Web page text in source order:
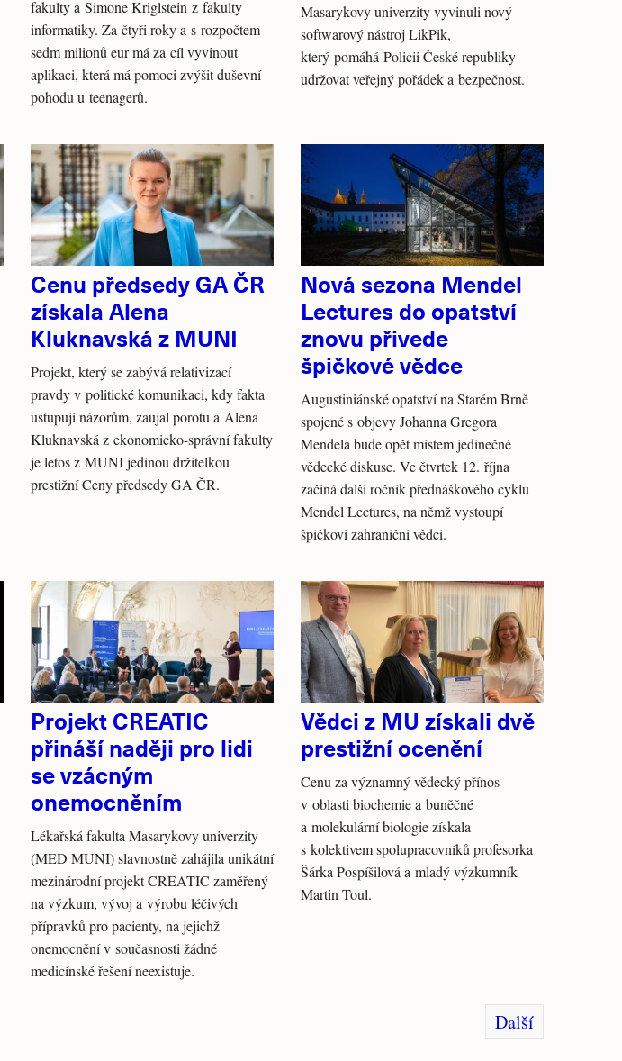
fakulty a Simone Kriglstein z fakulty
informatiky. Za čtyři roky a s rozpočtem
sedm milionů eur má za cíl vyvinout
aplikaci, která má pomoci zvýšit duševní
pohodu u teenagerů.
Masarykovy univerzity vyvinuli nový
softwarový nástroj LikPik,
který pomáhá Policii České republiky
udržovat veřejný pořádek a bezpečnost.
Cenu předsedy GA ČR
získala Alena
Kluknavská z MUNI
Projekt, který se zabývá relativizací
pravdy v politické komunikaci, kdy fakta
ustupují názorům, zaujal porotu a Alena
Kluknavská z ekonomicko-správní fakulty
je letos z MUNI jedinou držitelkou
prestižní Ceny předsedy GA ČR.
Nová sezona Mendel
Lectures do opatství
znovu přivede
špičkové vědce
Augustiniánské opatství na Starém Brně
spojené s objevy Johanna Gregora
Mendela bude opět místem jedinečné
vědecké diskuse. Ve čtvrtek 12. října
začíná další ročník přednáškového cyklu
Mendel Lectures, na němž vystoupí
špičkoví zahraniční vědci.
Projekt CREATIC
přináší naději pro lidi
se vzácným
onemocněním
Lékařská fakulta Masarykovy univerzity
(MED MUNI) slavnostně zahájila unikátní
mezinárodní projekt CREATIC zaměřený
na výzkum, vývoj a výrobu léčivých
přípravků pro pacienty, na jejichž
onemocnění v současnosti žádné
medicínské řešení neexistuje.
Vědci z MU získali dvě
prestižní ocenění
Cenu za významný vědecký přínos
v oblasti biochemie a buněčné
a molekulární biologie získala
s kolektivem spolupracovníků profesorka
Šárka Pospíšilová a mladý výzkumník
Martin Toul.
Další